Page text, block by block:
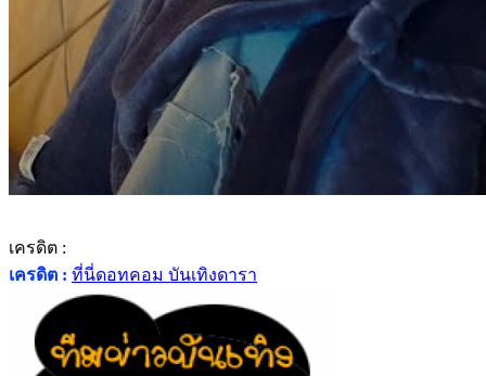
เครดิต :
เครดิต : ที่นี่ดอทคอม บันเทิงดารา